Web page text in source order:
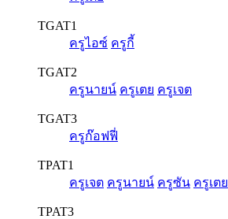
TGAT1
ครูไอซ์ ครูกี้
TGAT2
ครูนายน์ ครูเตย ครูเจต
TGAT3
ครูก๊อฟฟี่
TPAT1
ครูเจต ครูนายน์ ครูซัน ครูเตย
TPAT3